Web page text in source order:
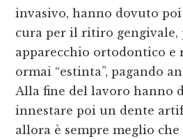
invasivo, hanno dovuto
cura per il ritiro gengivale,
apparecchio ortodontico e
ormai “estinta”, pagando
Alla fine del lavoro hanno
innestare poi un dente
allora è sempre meglio